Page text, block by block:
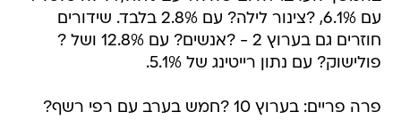
עם 6.1%, ?צינור לילה? עם 2.8% בלבד. שידורים
חוזרים גם בערוץ 2 - ?אנשים? עם 12.8% ושל ?
פולישוק? עם נתון רייטינג של 5.1%.
פרה פריים: בערוץ 10 ?חמש בערב עם רפי רשף?